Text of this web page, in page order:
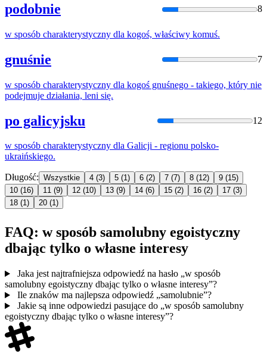
podobnie 8
w sposób charakterystyczny dla kogoś, właściwy komuś.
gnuśnie 7
w sposób charakterystyczny dla kogoś gnuśnego - takiego, który nie
podejmuje działania, leni się.
po galicyjsku 12
w sposób charakterystyczny dla Galicji - regionu polsko-
ukraińskiego.
Długość: Wszystkie 4 (3) 5 (1) 6 (2) 7 (7) 8 (12) 9 (15)
10 (16) 11 (9) 12 (10) 13 (9) 14 (6) 15 (2) 16 (2) 17 (3)
18 (1) 20 (1)
FAQ: w sposób samolubny egoistyczny
dbając tylko o własne interesy
Jaka jest najtrafniejsza odpowiedź na hasło „w sposób
samolubny egoistyczny dbając tylko o własne interesy”?
Ile znaków ma najlepsza odpowiedź „samolubnie”?
Jakie są inne odpowiedzi pasujące do „w sposób samolubny
egoistyczny dbając tylko o własne interesy”?